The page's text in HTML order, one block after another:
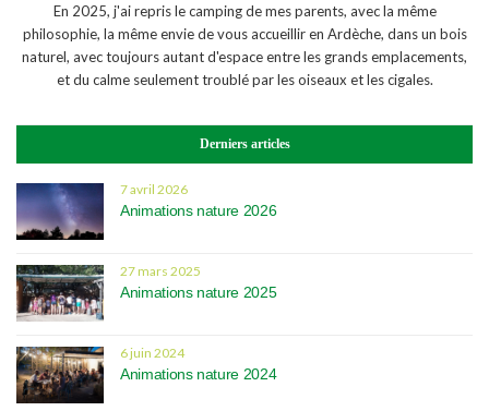
En 2025, j'ai repris le camping de mes parents, avec la même
philosophie, la même envie de vous accueillir en Ardèche, dans un bois
naturel, avec toujours autant d'espace entre les grands emplacements,
et du calme seulement troublé par les oiseaux et les cigales.
Derniers articles
7 avril 2026
Animations nature 2026
27 mars 2025
Animations nature 2025
6 juin 2024
Animations nature 2024